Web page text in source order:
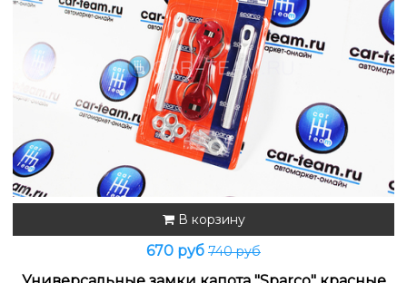
В корзину
670 руб 740 руб